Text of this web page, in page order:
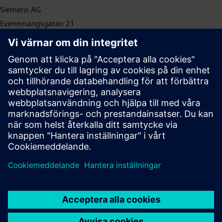
Siemens AG
Evenemangsgatan 21
Sverige
+46 87 28 14 42
lisa.frykman@siemens.com
Press | Company | Siemens
© Siemens 1996 – 2026